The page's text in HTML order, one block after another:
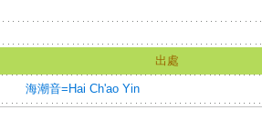
出處
海潮音=Hai Ch'ao Yin